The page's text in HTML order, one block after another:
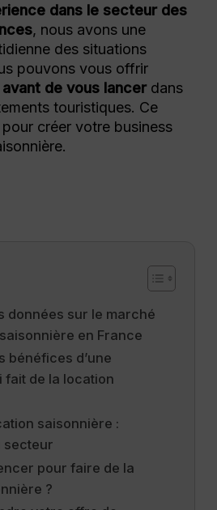
dans le secteur des
, nous avons une
des situations
pouvons vous offrir
de vous lancerdans
touristiques. Ce
créer votre business
données sur le marché
en France
bénéfices d’une
fait de la location
saisonnière :
secteur
pour faire de la
?